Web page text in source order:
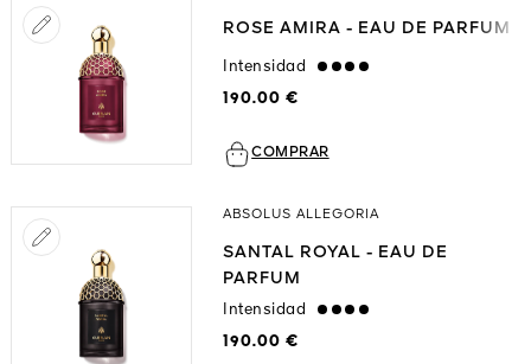
ROSE AMIRA - EAU DE PARFUM
Intensidad strong
190.00 €
COMPRAR
ABSOLUS ALLEGORIA
SANTAL ROYAL - EAU DE
PARFUM
Intensidad
strong
190.00 €